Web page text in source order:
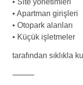
• Site yönetimleri
• Apartman girişleri
• Otopark alanları
• Küçük işletmeler
tarafından sıklıkla
⸻